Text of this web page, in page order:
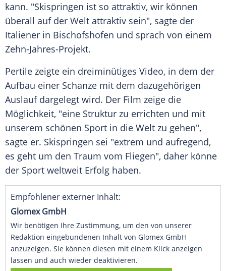
kann. "Skispringen ist so attraktiv, wir können
überall auf der Welt attraktiv sein", sagte der
Italiener in Bischofshofen und sprach von einem
Zehn-Jahres-Projekt.
Pertile zeigte ein dreiminütiges Video, in dem der
Aufbau einer Schanze mit dem dazugehörigen
Auslaufdargelegt wird. Der Film zeige die
Möglichkeit, "eine Struktur zu errichten und mit
unserem schönen Sport in die Welt zu gehen",
sagte er. Skispringen sei "extrem und aufregend,
es geht um den Traum vom Fliegen", daher könne
der Sport weltweit Erfolg haben.
Empfohlener externer Inhalt:
Glomex GmbH
Wir benötigen Ihre Zustimmung, um den von unserer
Redaktion eingebundenen Inhalt von Glomex GmbH
anzuzeigen. Sie können diesen mit einem Klick anzeigen
lassen und auch wieder deaktivieren.